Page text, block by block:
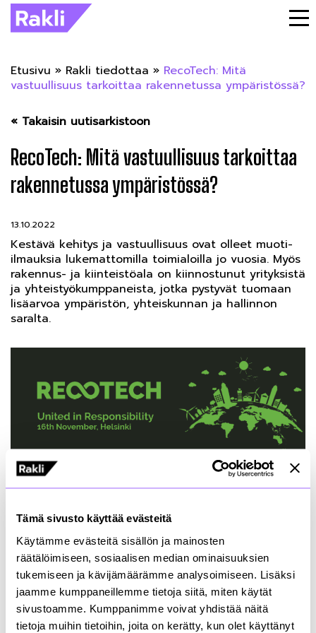
Tämä sivusto käyttää evästeitä
Käytämme evästeitä sisällön ja mainosten
räätälöimiseen, sosiaalisen median ominaisuuksien
tukemiseen ja kävijämäärämme analysoimiseen. Lisäksi
jaamme kumppaneillemme tietoja siitä, miten käytät
sivustoamme. Kumppanimme voivat yhdistää näitä
tietoja muihin tietoihin, joita on kerätty, kun olet käyttänyt
Etusivu » Rakli tiedottaa » RecoTech: Mitä
vastuullisuus tarkoittaa rakennetussa ympäristössä?
« Takaisin uutisarkistoon
RecoTech: Mitä vastuullisuus tarkoittaa
rakennetussa ympäristössä?
13.10.2022
Kestävä kehitys ja vastuullisuus ovat olleet muoti-
ilmauksia lukemattomilla toimialoilla jo vuosia. Myös
rakennus- ja kiinteistöala on kiinnostunut yrityksistä
ja yhteistyökumppaneista, jotka pystyvät tuomaan
lisäarvoa ympäristön, yhteiskunnan ja hallinnon
saralta.
Tarvitaan vielä kunnianhimoisempia toimia kohti
Alalla on ollut jo pitkään tapoja mitata
hiilidioksidipäästöjä ja minimoida hiilijalanjälkeä.
RecoTech 2022 -tapahtumassa kysytäänkin: ovatko
hiilidioksidipäästöjen mittaus ja hiilijalanjäljen
pienentäminen riittäviä keinoja, vai onko meillä vielä
mahdollisuus parantaa?